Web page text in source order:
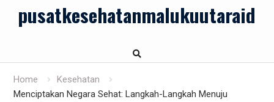
contentpusatkesehatanmalukuutaraid
Home
Kesehatan
Menciptakan Negara Sehat: Langkah-Langkah Menuju